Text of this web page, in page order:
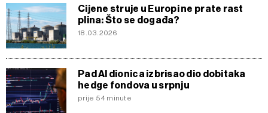
Cijene struje u Europi ne prate rast
plina: Što se događa?
18.03.2026
Pad AI dionica izbrisao dio dobitaka
hedge fondova u srpnju
prije 54 minute